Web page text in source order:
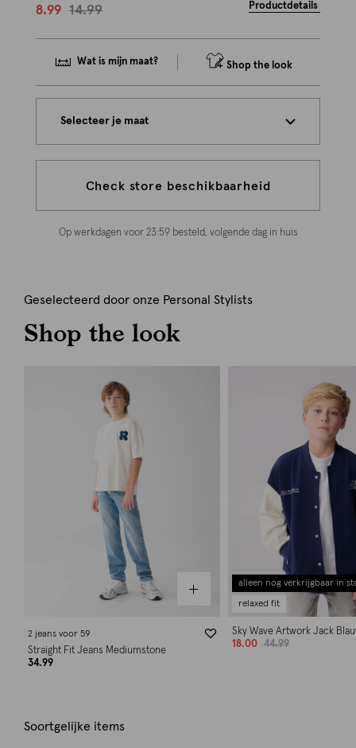
8.99 14.99 Productdetails
Wat is mijn maat? Shop the look
Selecteer je maat
Check store beschikbaarheid
Op werkdagen voor 23:59 besteld, volgende dag in huis
Geselecteerd door onze Personal Stylists
Shop the look
2 jeans voor 59
Straight Fit Jeans Mediumstone
34.99
alleen nog verkrijgbaar in
relaxed fit
Sky Wave Artwork Jack
18.00
44.99
Soortgelijke items